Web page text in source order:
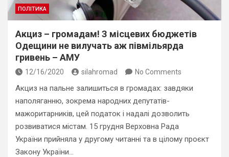
ПОЛІТИКА
Акциз – громадам! З місцевих бюджетів
Одещини не вилучать аж півмільярда
гривень – АМУ
12/16/2020 silahromad No Comments
Акциз на пальне залишиться в громадах: завдяки
наполяганню, зокрема народних депутатів-
мажоритарників, цей податок і надалі дозволить
розвиватися містам. 15 грудня Верховна Рада
України прийняла у другому читанні та в цілому проєкт
Закону України…